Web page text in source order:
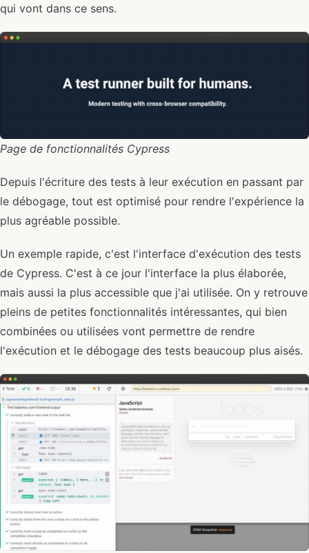
qui vont dans ce sens.
Page de fonctionnalités Cypress
Depuis l'écriture des tests à leur exécution en passant par
le débogage, tout est optimisé pour rendre l'expérience la
plus agréable possible.
Un exemple rapide, c'est l'interface d'exécution des tests
de Cypress. C'est à ce jour l'interface la plus élaborée,
mais aussi la plus accessible que j'ai utilisée. On y retrouve
pleins de petites fonctionnalités intéressantes, qui bien
combinées ou utilisées vont permettre de rendre
l'exécution et le débogage des tests beaucoup plus aisés.